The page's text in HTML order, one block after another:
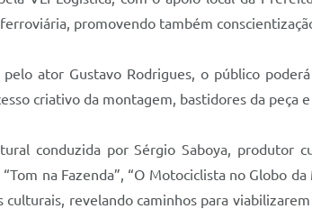
promovendo também
ator Gustavo Rodrigues, o público
criativo da montagem, bastidores da peça
conduzida por Sérgio Saboya, produtor
na Fazenda”, “O Motociclista no Globo
revelando caminhos para